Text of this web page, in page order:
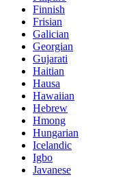
Finnish
Frisian
Galician
Georgian
Gujarati
Haitian
Hausa
Hawaiian
Hebrew
Hmong
Hungarian
Icelandic
Igbo
Javanese